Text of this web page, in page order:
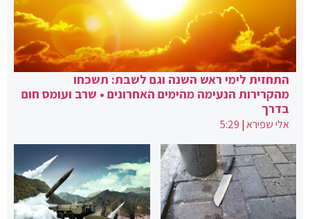
התחזית לימי ראש השנה וגם לשבת: תשכחו
מהקרירות הנעימה מהימים האחרונים • שרב ועומס חום
בדרך
אלי שפירא|
5:29